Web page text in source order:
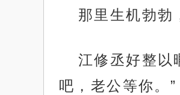
那里生机勃勃
江修丞好整以
吧，老公等你。”